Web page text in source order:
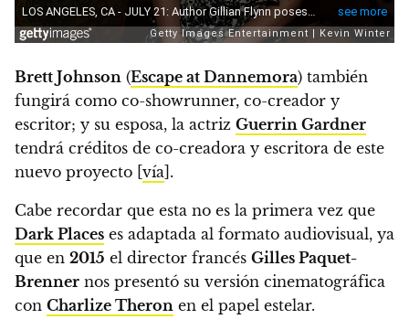
Brett Johnson (Escape at Dannemora) también
fungirá como co-showrunner, co-creador y
escritor; y su esposa, la actriz Guerrin Gardner
tendrá créditos de co-creadora y escritora de este
nuevo proyecto [vía].
Cabe recordar que esta no es la primera vez que
Dark Places es adaptada al formato audiovisual, ya
que en 2015 el director francés Gilles Paquet-
Brenner nos presentó su versión cinematográfica
con Charlize Theron en el papel estelar.